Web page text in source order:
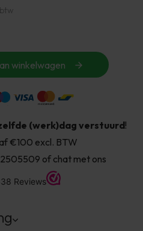
winkelwagen
(werk)dag verstuurd!
€100 excl. BTW
of chat met ons